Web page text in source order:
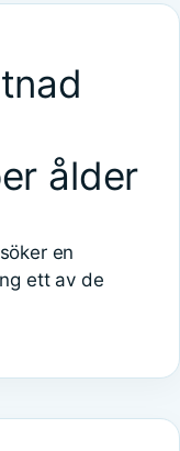
ålder
en
ett av de